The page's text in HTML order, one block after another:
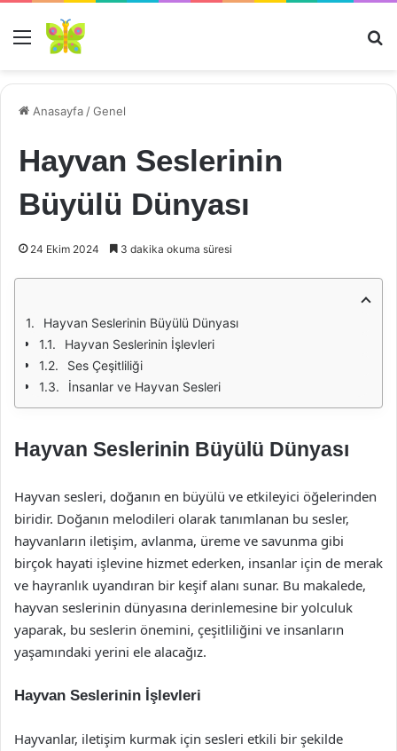
Menü
Anasayfa /Genel
Hayvan Seslerinin
Büyülü Dünyası
24 Ekim 2024 3 dakika okuma süresi
Hayvan Seslerinin Büyülü Dünyası
Hayvan Seslerinin İşlevleri
Ses Çeşitliliği
İnsanlar ve Hayvan Sesleri
Hayvan Seslerinin Büyülü Dünyası
Hayvan sesleri, doğanın en büyülü ve etkileyici öğelerinden
biridir. Doğanın melodileri olarak tanımlanan bu sesler,
hayvanların iletişim, avlanma, üreme ve savunma gibi
birçok hayati işlevine hizmet ederken, insanlar için de merak
ve hayranlık uyandıran bir keşif alanı sunar. Bu makalede,
hayvan seslerinin dünyasına derinlemesine bir yolculuk
yaparak, bu seslerin önemini, çeşitliliğini ve insanların
yaşamındaki yerini ele alacağız.
Hayvan Seslerinin İşlevleri
Hayvanlar, iletişim kurmak için sesleri etkili bir şekilde